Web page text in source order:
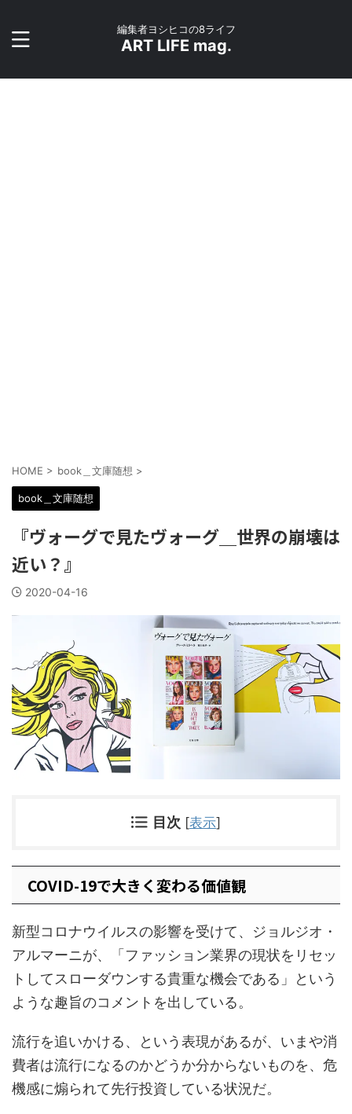
編集者ヨシヒコの8ライフ
ART LIFE mag.
HOME > book＿文庫随想 >
book＿文庫随想
『ヴォーグで見たヴォーグ＿世界の崩壊は
近い？』
2020-04-16
目次 [表示]
COVID-19で大きく変わる価値観
新型コロナウイルスの影響を受けて、ジョルジオ・
アルマーニが、「ファッション業界の現状をリセッ
トしてスローダウンする貴重な機会である」という
ような趣旨のコメントを出している。
流行を追いかける、という表現があるが、いまや消
費者は流行になるのかどうか分からないものを、危
機感に煽られて先行投資している状況だ。